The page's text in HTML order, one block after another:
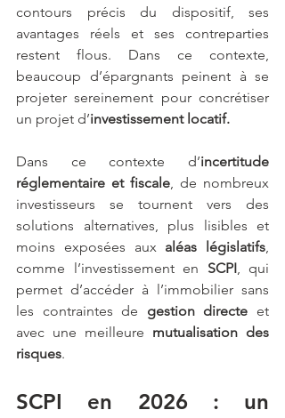
contours précis du dispositif, ses
avantages réels et ses contreparties
restent flous. Dans ce contexte,
beaucoup d’épargnants peinent à se
projeter sereinement pour concrétiser
un projet d’investissement locatif.
Dans ce contexte d’incertitude
réglementaire et fiscale , de nombreux
investisseurs se tournent vers des
solutions alternatives, plus lisibles et
moins exposées aux aléas législatifs
comme l’investissement en SCPI, qui
permet d’accéder à l’immobilier sans
les contraintes de gestion directe et
avec une meilleure mutualisation des
risques.
SCPI en 2026 : un